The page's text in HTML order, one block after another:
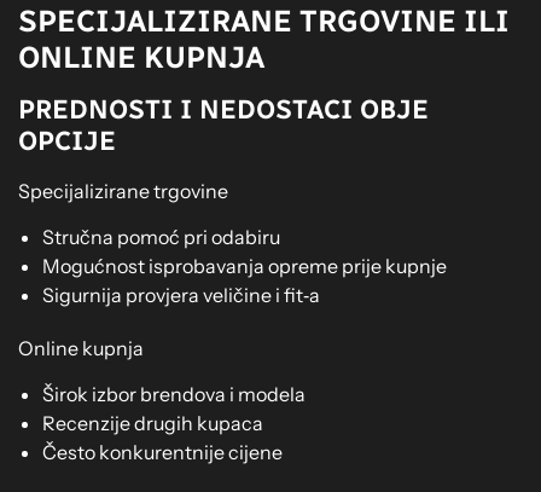
SPECIJALIZIRANE TRGOVINE ILI
ONLINE KUPNJA
PREDNOSTI I NEDOSTACI OBJE
OPCIJE
Specijalizirane trgovine
Stručna pomoć pri odabiru
Mogućnost isprobavanja opreme prije kupnje
Sigurnija provjera veličine i fit‑a
Online kupnja
Širok izbor brendova i modela
Recenzije drugih kupaca
Često konkurentnije cijene